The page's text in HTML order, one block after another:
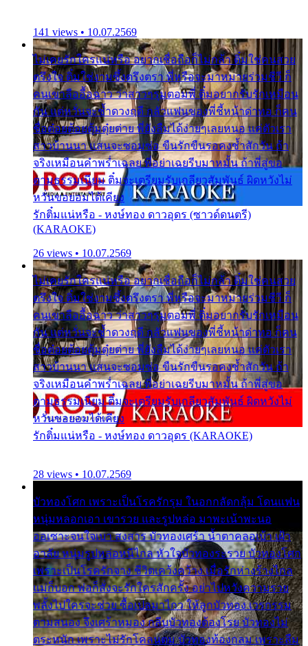
141 views • 10.07.2569
ไม่เคยรักใครแน่หรือ อยากเชื่อถือก็ไม่กล้า ติ๋มใช่คนสวย
ตรึงใจ ติ๋มใช่งามซึ้งตรึงตรา พี่หรือจะมาหมายร่วมชีวี ก็
คนเขาลืออื้อฉาว ว่าสาวๆรุมตอมพี่ ติ๋มอยากรับรักเหมือน
กัน แต่หวั่นจะช้ำดวงฤดี กลัวแฟนของพี่ชี้หน้าด่าทอ ก็คน
ชื่อต๋อยต้อยตุ้มตุ๋ยต่าย พี่ยังลืมได้ง่ายๆเลยหนอ แค่ตัวเรา
สาวบ้านนา แสนจะซอมซ่อ ขืนรักขืนรอคงช้ำสักวัน ถ้า
จริงเหมือนคำพร่ำเฉลย พี่อย่าเฉยรีบมาหมั้น ถ้าพี่สู่ขอ
ตามธรรมเนียม ติ๋มจะเตรียมรับเกลียวสัมพันธ์ ผิดหวังไม่
หวั่นขอยอมได้เคียง
รักติ๋มแน่หรือ - หงษ์ทอง ดาวอุดร (ซาวด์ดนตรี)
(KARAOKE)
26 views • 10.07.2569
ไม่เคยรักใครแน่หรือ อยากเชื่อถือก็ไม่กล้า ติ๋มใช่คนสวย
ตรึงใจ ติ๋มใช่งามซึ้งตรึงตรา พี่หรือจะมาหมายร่วมชีวี ก็
คนเขาลืออื้อฉาว ว่าสาวๆรุมตอมพี่ ติ๋มอยากรับรักเหมือน
กัน แต่หวั่นจะช้ำดวงฤดี กลัวแฟนของพี่ชี้หน้าด่าทอ ก็คน
ชื่อต๋อยต้อยตุ้มตุ๋ยต่าย พี่ยังลืมได้ง่ายๆเลยหนอ แค่ตัวเรา
สาวบ้านนา แสนจะซอมซ่อ ขืนรักขืนรอคงช้ำสักวัน ถ้า
จริงเหมือนคำพร่ำเฉลย พี่อย่าเฉยรีบมาหมั้น ถ้าพี่สู่ขอ
ตามธรรมเนียม ติ๋มจะเตรียมรับเกลียวสัมพันธ์ ผิดหวังไม่
หวั่นขอยอมได้เคียง
รักติ๋มแน่หรือ - หงษ์ทอง ดาวอุดร (KARAOKE)
28 views • 10.07.2569
บัวทองโศก เพราะเป็นโรครักรุม ในอกกลัดกลุ้ม โดนแฟน
หนุ่มหลอกเอา เขารวย และรูปหล่อ มาพะเน้าพะนอ
ออเซาะจนใจเบา สงสาร บัวทองเศร้า น้ำตาคลอเบ้า เฝ้า
อาลัย หนุ่มรูปหล่อหนีไกล หัวใจบัวทองระรวย บัวทองโศก
เพราะเป็นโรครักจาง ชีวิตเคว้งคว้าง เมื่อรักห่างร้างไกล
แม่ก็บอก พ่อก็สั่งจะรักใครสักครั้ง อย่าไปหวังความรวย
พลั้งไปใครจะช่วย ซื้อเปลมาไกว ให้ลูกบัวทอง เวรกรรม
ตามสนอง จึงเศร้าหมอง กลีบบัวทองต้องโรย บัวทองไม่
ตระหนัก เพราะไม่รักโคลนตม บัวทองท้องกลม เพราะลืม